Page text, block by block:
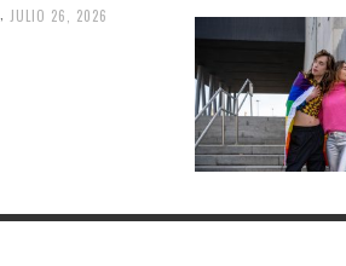
JULIO 26, 2026